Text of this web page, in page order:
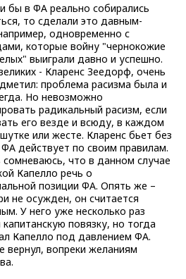
бы в ФА реально собирались
то сделали это давным-
одновременно с
которые войну "чернокожие
выиграли давно и успешно.
- Кларенс Зеедорф, очень
проблема расизма была и
Но невозможно
радикальный расизм, если
его везде и всюду, в каждом
или жесте. Кларенс бьет без
действует по своим правилам.
что в данном случае
Капелло речь о
позиции ФА. Опять же –
не осужден, он считается
У него уже несколько раз
капитанскую повязку, но тогда
Капелло под давлением ФА.
вернул, вопреки желаниям